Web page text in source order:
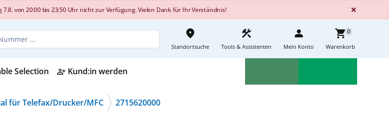
von 20:00 bis 23:50 Uhr nicht zur Verfügung. Vielen Dank für Ihr Verständnis! ×
place
Standortsuche
construction
Tools & Assistenten
person
Mein Konto
shopping_cart0
Warenkorb
Selection person_add_alt Kund:in werden
für Telefax/Drucker/MFC 2715620000